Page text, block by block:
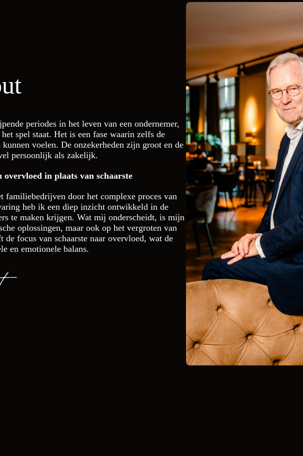
periodes in het leven van een ondernemer,
spel staat. Het is een fase waarin zelfs de
voelen. De onzekerheden zijn groot en de
persoonlijk als zakelijk.
in plaats van schaarste
familiebedrijven door het complexe proces van
heb ik een diep inzicht ontwikkeld in de
te maken krijgen. Wat mij onderscheidt, is mijn
oplossingen, maar ook op het vergroten van
focus van schaarste naar overvloed, wat de
en emotionele balans.